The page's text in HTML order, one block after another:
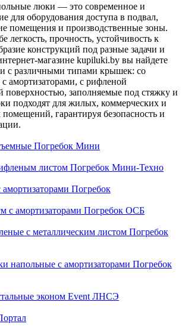
люки — это современное и
для оборудования доступа в подвал,
помещения и производственные зоны.
легкость, прочность, устойчивость к
конструкций под разные задачи и
магазине kupiluki.by вы найдете
с различными типами крышек: со
амортизаторами, с рифленой
поверхностью, заполняемые под стяжку и
подходят для жилых, коммерческих и
гарантируя безопасность и
Погребок Мини
листом Погребок Мини-Техно
Погребок
с амортизаторами Погребок ОСБ
с металлическим листом Погребок
напольные с амортизаторами Погребок
эконом Event ЛНСЭ